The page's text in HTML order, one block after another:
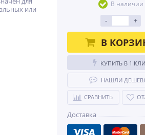
или
В наличии
- +
В
КУПИТЬ В 1
НАШЛИ
СРАВНИТЬ
Доставка